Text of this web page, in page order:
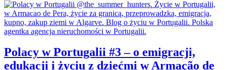
Polacy w Portugalii #3 – o emigracji,
edukacji i życiu z dziećmi w Armação de